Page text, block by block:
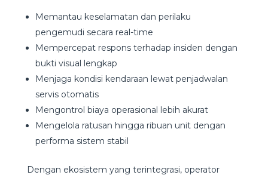
Memantau keselamatan dan perilaku
pengemudi secara real-time
Mempercepat respons terhadap insiden dengan
bukti visual lengkap
Menjaga kondisi kendaraan lewat penjadwalan
servis otomatis
Mengontrol biaya operasional lebih akurat
Mengelola ratusan hingga ribuan unit dengan
performa sistem stabil
Dengan ekosistem yang terintegrasi, operator